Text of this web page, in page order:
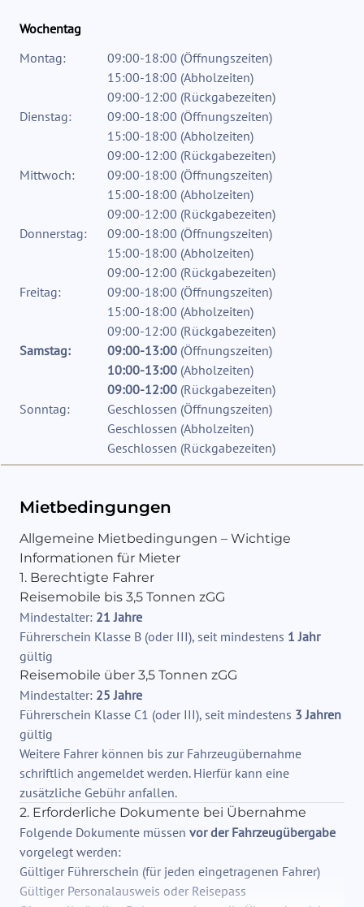
Wochentag
Montag:
09:00-18:00 (Öffnungszeiten)
15:00-18:00 (Abholzeiten)
09:00-12:00 (Rückgabezeiten)
Dienstag:
09:00-18:00 (Öffnungszeiten)
15:00-18:00 (Abholzeiten)
09:00-12:00 (Rückgabezeiten)
Mittwoch:
09:00-18:00 (Öffnungszeiten)
15:00-18:00 (Abholzeiten)
09:00-12:00 (Rückgabezeiten)
Donnerstag:
09:00-18:00 (Öffnungszeiten)
15:00-18:00 (Abholzeiten)
09:00-12:00 (Rückgabezeiten)
Freitag:
09:00-18:00 (Öffnungszeiten)
15:00-18:00 (Abholzeiten)
09:00-12:00 (Rückgabezeiten)
Samstag:
09:00-13:00(Öffnungszeiten)
10:00-13:00(Abholzeiten)
09:00-12:00(Rückgabezeiten)
Sonntag:
Geschlossen (Öffnungszeiten)
Geschlossen (Abholzeiten)
Geschlossen (Rückgabezeiten)
Mietbedingungen
Allgemeine Mietbedingungen – Wichtige
Informationen für Mieter
1. Berechtigte Fahrer
Reisemobile bis 3,5 Tonnen zGG
Mindestalter: 21 Jahre
Führerschein Klasse B (oder III), seit mindestens 1 Jahr
gültig
Reisemobile über 3,5 Tonnen zGG
Mindestalter: 25 Jahre
Führerschein Klasse C1 (oder III), seit mindestens 3 Jahren
gültig
Weitere Fahrer können bis zur Fahrzeugübernahme
schriftlich angemeldet werden. Hierfür kann eine
zusätzliche Gebühr anfallen.
2. Erforderliche Dokumente bei Übernahme
Folgende Dokumente müssen vor der Fahrzeugübergabe
vorgelegt werden:
Gültiger Führerschein (für jeden eingetragenen Fahrer)
Gültiger Personalausweis oder Reisepass